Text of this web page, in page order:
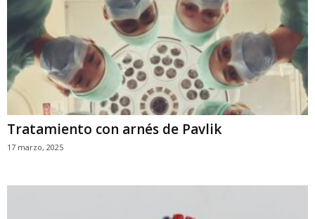
Tratamiento con arnés de Pavlik
17 marzo, 2025